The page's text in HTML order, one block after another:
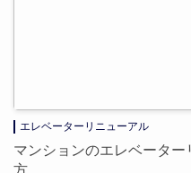
エレベーターリニューアル
マンションのエレベータ
方